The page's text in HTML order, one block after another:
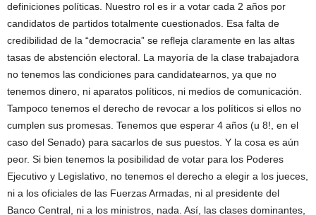
definiciones políticas. Nuestro rol es ir a votar cada 2 años por
candidatos de partidos totalmente cuestionados. Esa falta de
credibilidad de la “democracia” se refleja claramente en las altas
tasas de abstención electoral. La mayoría de la clase trabajadora
no tenemos las condiciones para candidatearnos, ya que no
tenemos dinero, ni aparatos políticos, ni medios de comunicación.
Tampoco tenemos el derecho de revocar a los políticos si ellos no
cumplen sus promesas. Tenemos que esperar 4 años (u 8!, en el
caso del Senado) para sacarlos de sus puestos. Y la cosa es aún
peor. Si bien tenemos la posibilidad de votar para los Poderes
Ejecutivo y Legislativo, no tenemos el derecho a elegir a los jueces,
ni a los oficiales de las Fuerzas Armadas, ni al presidente del
Banco Central, ni a los ministros, nada. Así, las clases dominantes,